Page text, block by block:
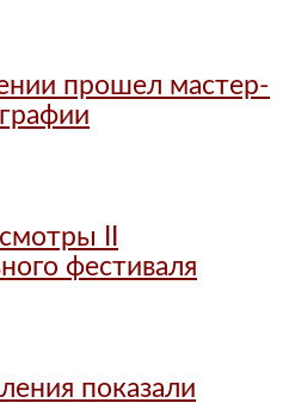
прошел мастер-
II
фестиваля
показали